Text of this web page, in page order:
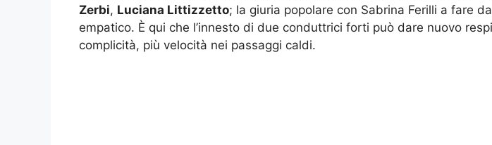
Zerbi, Luciana Littizzetto; la giuria popolare con Sabrina Ferilli a fare
empatico. È qui che l’innesto di due conduttrici forti può dare nuovo
complicità, più velocità nei passaggi caldi.